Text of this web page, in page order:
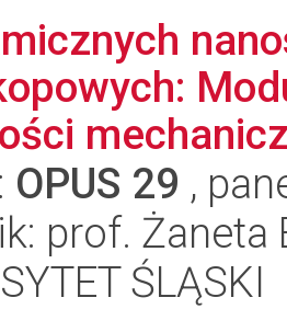
OPUS 29 ,
prof. Żaneta
ŚLĄSKI